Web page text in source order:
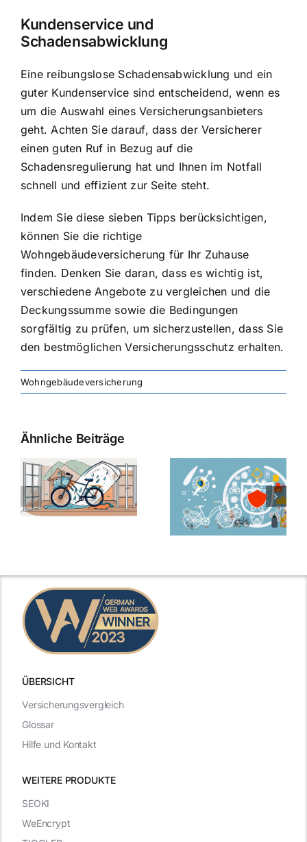
Kundenservice und
Schadensabwicklung
Eine reibungslose Schadensabwicklung und ein
guter Kundenservice sind entscheidend, wenn es
um die Auswahl eines Versicherungsanbieters
geht. Achten Sie darauf, dass der Versicherer
einen guten Ruf in Bezug auf die
Schadensregulierung hat und Ihnen im Notfall
schnell und effizient zur Seite steht.
Indem Sie diese sieben Tipps berücksichtigen,
können Sie die richtige
Wohngebäudeversicherung für Ihr Zuhause
finden. Denken Sie daran, dass es wichtig ist,
verschiedene Angebote zu vergleichen und die
Deckungssumme sowie die Bedingungen
sorgfältig zu prüfen, um sicherzustellen, dass Sie
den bestmöglichen Versicherungsschutz erhalten.
Wohngebäudeversicherung
Ähnliche Beiträge
ÜBERSICHT
WEITERE PRODUKTE
Versicherungsvergleich
Glossar
Hilfe und Kontakt
SEOKI
WeEncrypt